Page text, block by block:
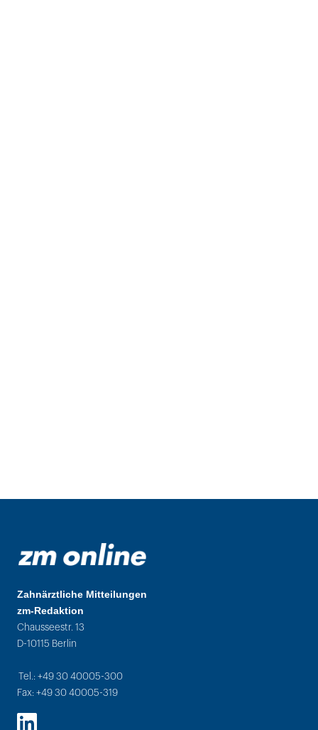
Zahnärztliche Mitteilungen
zm-Redaktion
Chausseestr. 13
D-10115 Berlin
Tel.: +49 30 40005-300
Fax: +49 30 40005-319